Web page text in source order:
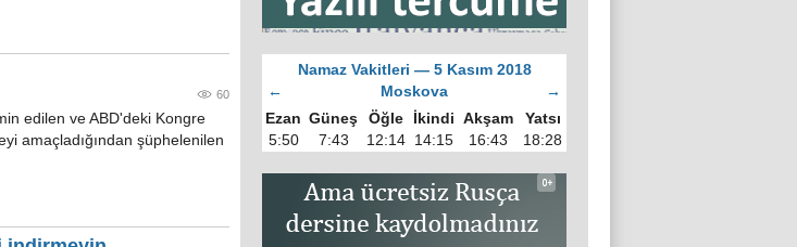
60
edilen ve ABD'deki Kongre
amaçladığından şüphelenilen
Namaz Vakitleri — 5 Kasım 2018
←
Moskova
→
Ezan Güneş Öğle İkindi Akşam
Yatsı
5:50
7:43 12:14 14:15 16:43 18:28